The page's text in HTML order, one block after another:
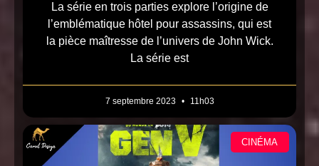
La série en trois parties explore l’origine de
l’emblématique hôtel pour assassins, qui est
la pièce maîtresse de l’univers de John Wick.
La série est
7 septembre 2023 11h03
CINÉMA